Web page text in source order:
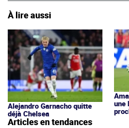
À lire aussi
Alejandro Garnacho quitte
déjà Chelsea
une
Articles en tendances